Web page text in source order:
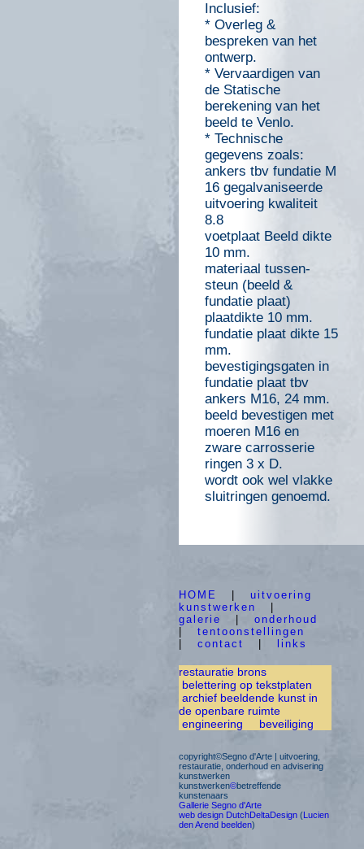
Inclusief:
* Overleg &
bespreken van het
ontwerp.
* Vervaardigen van
de Statische
berekening van het
beeld te Venlo.
* Technische
gegevens zoals:
ankers tbv fundatie M
16 gegalvaniseerde
uitvoering kwaliteit
8.8
voetplaat Beeld dikte
10 mm.
materiaal tussen-
steun (beeld &
fundatie plaat)
plaatdikte 10 mm.
fundatie plaat dikte 15
mm.
bevestigingsgaten in
fundatie plaat tbv
ankers M16, 24 mm.
beeld bevestigen met
moeren M16 en
zware carrosserie
ringen 3 x D.
wordt ook wel vlakke
sluitringen genoemd.
HOME
uitvoering
kunstwerken
galerie
onderhoud
tentoonstellingen
contact links
restauratie brons
belettering op tekstplaten
archief beeldende kunst in
de openbare ruimte
engineering
beveiliging
copyright©Segno d'Arte | uitvoering,
restauratie, onderhoud en advisering
kunstwerken
kunstwerken©betreffende
kunstenaars
Gallerie Segno d'Arte
web design DutchDeltaDesign ( Lucien
den Arend beelden)